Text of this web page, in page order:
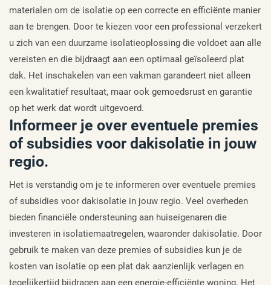
materialen om de isolatie op een correcte en efficiënte manier
aan te brengen. Door te kiezen voor een professional verzekert
u zich van een duurzame isolatieoplossing die voldoet aan alle
vereisten en die bijdraagt aan een optimaal geïsoleerd plat
dak. Het inschakelen van een vakman garandeert niet alleen
een kwalitatief resultaat, maar ook gemoedsrust en garantie
op het werk dat wordt uitgevoerd.
Informeer je over eventuele premies
of subsidies voor dakisolatie in jouw
regio.
Het is verstandig om je te informeren over eventuele premies
of subsidies voor dakisolatie in jouw regio. Veel overheden
bieden financiële ondersteuning aan huiseigenaren die
investeren in isolatiemaatregelen, waaronder dakisolatie. Door
gebruik te maken van deze premies of subsidies kun je de
kosten van isolatie op een plat dak aanzienlijk verlagen en
tegelijkertijd bijdragen aan een energie-efficiënte woning. Het